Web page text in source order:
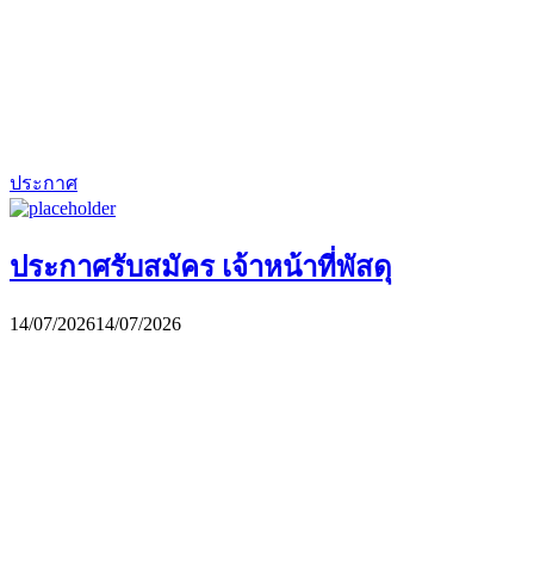
ประกาศ
ประกาศรับสมัคร เจ้าหน้าที่พัสดุ
14/07/202614/07/2026